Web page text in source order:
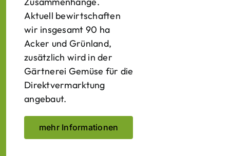
Aktuell bewirtschaften
wir insgesamt 90 ha
Acker und Grünland,
zusätzlich wird in der
Gärtnerei Gemüse für die
Direktvermarktung
angebaut.
mehr Informationen